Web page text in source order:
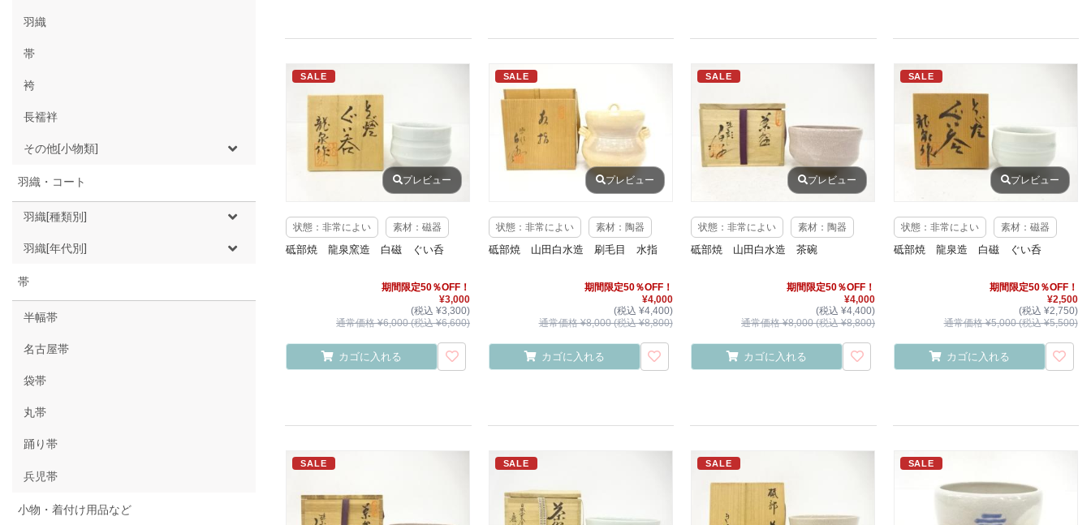
羽織
帯
袴
長襦袢
その他[小物類]
羽織・コート
羽織[種類別]
羽織[年代別]
帯
半幅帯
名古屋帯
袋帯
丸帯
踊り帯
兵児帯
小物・着付け用品など
SALE
プレビュー
状態：非常によい 素材：磁器
砥部焼 龍泉窯造 白磁 ぐい呑
期間限定50％OFF！
¥3,000
(税込 ¥3,300)
通常価格 ¥6,000 (税込 ¥6,600)
カゴに入れる
SALE
プレビュー
状態：非常によい 素材：陶器
砥部焼 山田白水造 刷毛目 水指
期間限定50％OFF！
¥4,000
(税込 ¥4,400)
通常価格 ¥8,000 (税込 ¥8,800)
カゴに入れる
SALE
プレビュー
状態：非常によい 素材：陶器
砥部焼 山田白水造 茶碗
期間限定50％OFF！
¥4,000
(税込 ¥4,400)
通常価格 ¥8,000 (税込 ¥8,800)
カゴに入れる
SALE
プレビュー
状態：非常によい 素材：磁器
砥部焼 龍泉造 白磁 ぐい呑
期間限定50％OFF！
¥2,500
(税込 ¥2,750)
通常価格 ¥5,000 (税込 ¥5,500)
カゴに入れる
SALE SALE SALE SALE